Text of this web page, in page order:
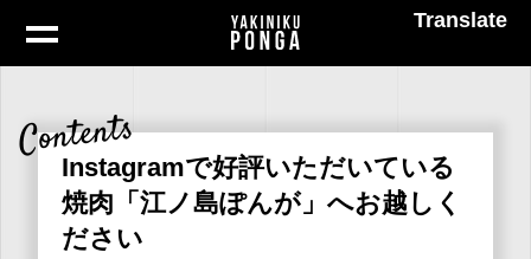
Contents
Instagramで好評いただいている
焼肉「江ノ島ぽんが」へお越しく
ださい
Translate